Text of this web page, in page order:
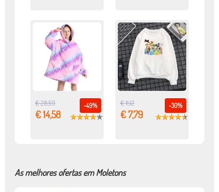
-49%
€ 28,59
€ 14,58
-30%
€ 11,12
€ 7,79
As melhores ofertas em Moletons